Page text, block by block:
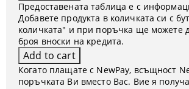
Предоставената таблица е с
Добавете продукта в количката си с
количката" и при поръчка ще можете
броя вноски на кредита.
Когато плащате с NewPay, всъщност
поръчката Ви вместо Вас. Вие я